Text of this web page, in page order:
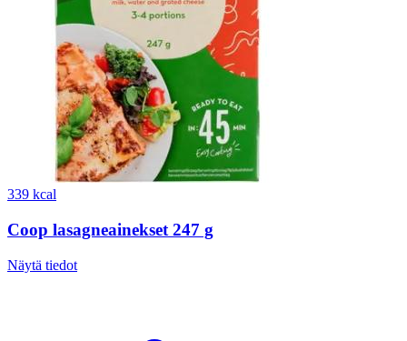
339 kcal
Coop lasagneainekset 247 g
Näytä tiedot